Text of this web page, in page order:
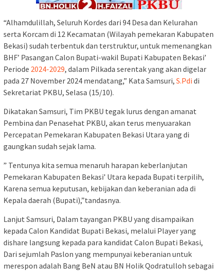
“Alhamdulillah, Seluruh Kordes dari 94 Desa dan Kelurahan
serta Korcam di 12 Kecamatan (Wilayah pemekaran Kabupaten
Bekasi) sudah terbentuk dan terstruktur, untuk memenangkan
BHF’ Pasangan Calon Bupati-wakil Bupati Kabupaten Bekasi’
Periode 2024-2029, dalam Pilkada serentak yang akan digelar
pada 27 November 2024 mendatang,” Kata Samsuri, S.Pdi di
Sekretariat PKBU, Selasa (15/10).
Dikatakan Samsuri, Tim PKBU tegak lurus dengan amanat
Pembina dan Penasehat PKBU, akan terus menyuarakan
Percepatan Pemekaran Kabupaten Bekasi Utara yang di
gaungkan sudah sejak lama.
” Tentunya kita semua menaruh harapan keberlanjutan
Pemekaran Kabupaten Bekasi’ Utara kepada Bupati terpilih,
Karena semua keputusan, kebijakan dan keberanian ada di
Kepala daerah (Bupati),”tandasnya.
Lanjut Samsuri, Dalam tayangan PKBU yang disampaikan
kepada Calon Kandidat Bupati Bekasi, melalui Player yang
dishare langsung kepada para kandidat Calon Bupati Bekasi,
Dari sejumlah Paslon yang mempunyai keberanian untuk
merespon adalah Bang BeN atau BN Holik Qodratulloh sebagai